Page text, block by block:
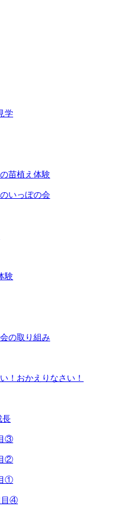
学
苗植え体験
いっぽの会
験
の取り組み
！おかえりなさい！
長
③
②
①
目④